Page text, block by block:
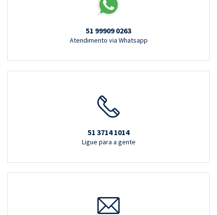
51 99909 0263
Atendimento via Whatsapp
51 3714 1014
Ligue para a gente